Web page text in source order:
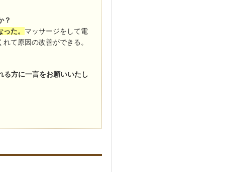
？
た。 マッサージをして電
て原因の改善ができる。
る方に一言をお願いいたし